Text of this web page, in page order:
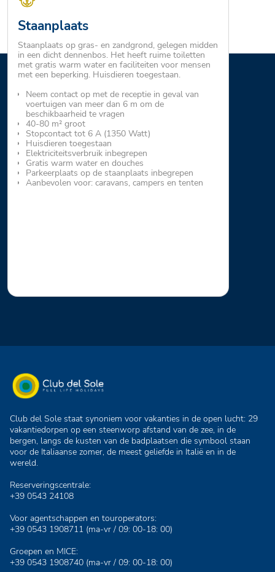
Staanplaats
Staanplaats op gras- en zandgrond, gelegen midden
in een dicht dennenbos. Het heeft ruime toiletten
met gratis warm water en faciliteiten voor mensen
met een beperking. Huisdieren toegestaan.
Neem contact op met de receptie in geval van
voertuigen van meer dan 6 m om de
beschikbaarheid te vragen
40-80 m² groot
Stopcontact tot 6 A (1350 Watt)
Huisdieren toegestaan
Elektriciteitsverbruik inbegrepen
Gratis warm water en douches
Parkeerplaats op de staanplaats inbegrepen
Aanbevolen voor: caravans, campers en tenten
Club del Sole staat synoniem voor vakanties in de open lucht: 29
vakantiedorpen op een steenworp afstand van de zee, in de
bergen, langs de kusten van de badplaatsen die symbool staan
voor de Italiaanse zomer, de meest geliefde in Italië en in de
wereld.
Reserveringscentrale:
+39 0543 24108
Voor agentschappen en touroperators:
+39 0543 1908711 (ma-vr / 09: 00-18: 00)
Groepen en MICE:
+39 0543 1908740 (ma-vr / 09: 00-18: 00)